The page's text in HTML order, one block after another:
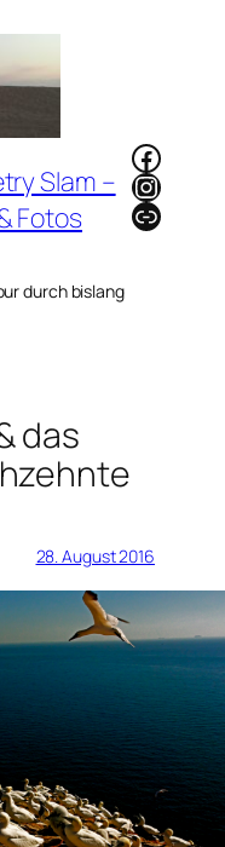
Slam –
Fotos
durch bislang
Link
das
28. August 2016